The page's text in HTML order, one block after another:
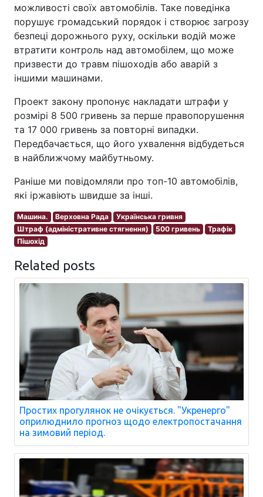
можливості своїх автомобілів. Таке поведінка
порушує громадський порядок і створює загрозу
безпеці дорожнього руху, оскільки водій може
втратити контроль над автомобілем, що може
призвести до травм пішоходів або аварій з
іншими машинами.
Проект закону пропонує накладати штрафи у
розмірі 8 500 гривень за перше правопорушення
та 17 000 гривень за повторні випадки.
Передбачається, що його ухвалення відбудеться
в найближчому майбутньому.
Раніше ми повідомляли про топ-10 автомобілів,
які іржавіють швидше за інші.
Машина. Верховна Рада
Українська гривня
Штраф (адміністративне стягнення)
500 гривень
Трафік
Пішохід
Related posts
Простих прогулянок не очікується. "Укренерго"
оприлюднило прогноз щодо електропостачання
на зимовий період.